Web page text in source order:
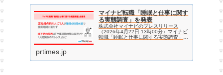
マイナビ転職「睡眠と仕事に関す
る実態調査」を発表
株式会社マイナビのプレスリリース
（2026年4月22日 13時00分）マイナビ
転職「睡眠と仕事に関する実態調査」を
prtimes.jp